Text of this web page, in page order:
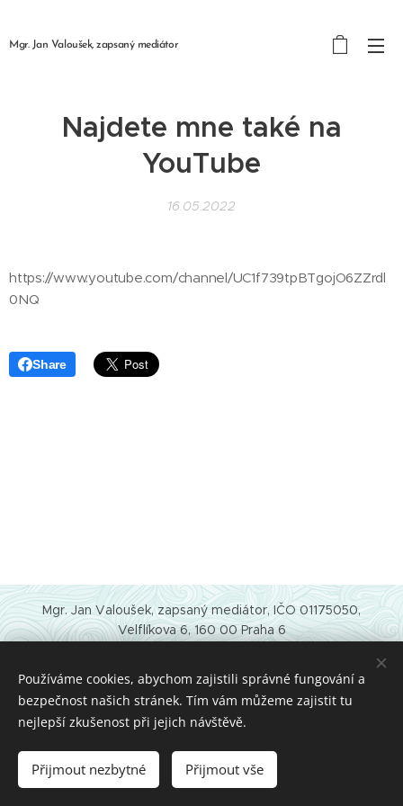
Mgr. Jan Valoušek,zapsaný mediátor
Najdete mne také na
YouTube
16.05.2022
https://www.youtube.com/channel/UC1f739tpBTgojO6ZZrdl
0NQ
Share
Mgr. Jan Valoušek, zapsaný mediátor, IČO 01175050,
Velflíkova 6, 160 00 Praha 6
datová schánka: rnuw9gv
Ochrana osobních údajů
Obchodní podmínky Cookies
Používáme cookies, abychom zajistili správné fungování a
bezpečnost našich stránek. Tím vám můžeme zajistit tu
nejlepší zkušenost při jejich návštěvě.
Přijmout nezbytné Přijmout vše